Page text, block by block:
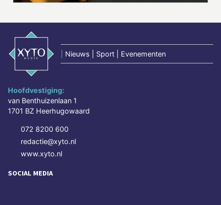
Nieuws | Sport | Evenementen
Hoofdvestiging:
van Benthuizenlaan 1
1701 BZ Heerhugowaard
072 8200 600
redactie@xyto.nl
www.xyto.nl
SOCIAL MEDIA